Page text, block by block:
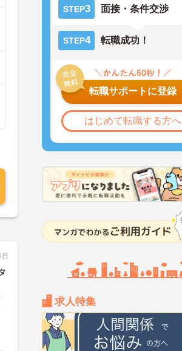
STEP3 面接・条件交渉
STEP4 転職成功！
転職サポートに登録
はじめて転職する方へ
求人特集